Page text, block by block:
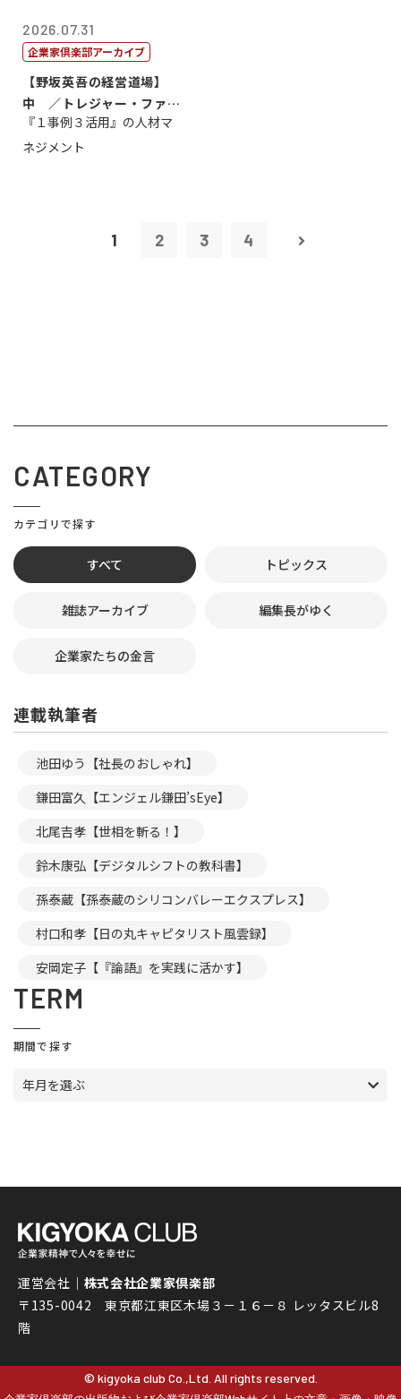
2026.07.31
企業家倶楽部アーカイブ
【野坂英吾の経営道場】
中 ／トレジャー・ファク
トリー社長野坂...
『１事例３活用』の人材マ
ネジメント
1 2 3 4
CATEGORY
カテゴリで探す
すべて トピックス
雑誌アーカイブ 編集長がゆく
企業家たちの金言
連載執筆者
池田ゆう【社長のおしゃれ】
鎌田富久【エンジェル鎌田’sEye】
北尾吉孝【世相を斬る！】
鈴木康弘【デジタルシフトの教科書】
孫泰蔵【孫泰蔵のシリコンバレーエクスプレス】
村口和孝【日の丸キャピタリスト風雲録】
安岡定子【『論語』を実践に活かす】
TERM
期間で探す
年月を選ぶ
運営会社｜ 株式会社企業家倶楽部
〒135-0042 東京都江東区木場３－１６－８ レッタスビル8
階
© kigyoka club Co.,Ltd. All rights reserved.